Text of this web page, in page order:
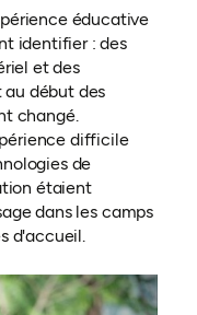
éducative
identifier : des
et des
début des
changé.
difficile
de
étaient
dans les camps
d'accueil.